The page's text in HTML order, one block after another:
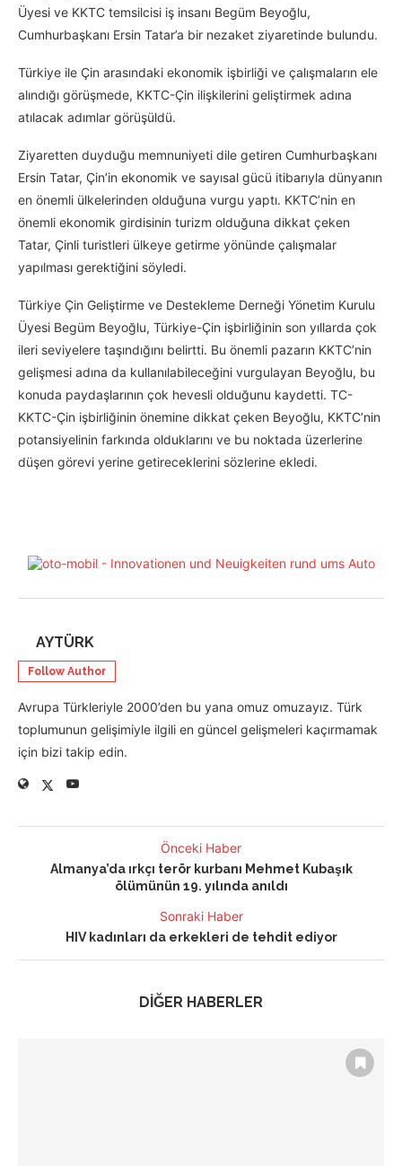
Üyesi ve KKTC temsilcisi iş insanı Begüm Beyoğlu,
Cumhurbaşkanı Ersin Tatar’a bir nezaket ziyaretinde bulundu.
Türkiye ile Çin arasındaki ekonomik işbirliği ve çalışmaların ele
alındığı görüşmede, KKTC-Çin ilişkilerini geliştirmek adına
atılacak adımlar görüşüldü.
Ziyaretten duyduğu memnuniyeti dile getiren Cumhurbaşkanı
Ersin Tatar, Çin’in ekonomik ve sayısal gücü itibarıyla dünyanın
en önemli ülkelerinden olduğuna vurgu yaptı. KKTC’nin en
önemli ekonomik girdisinin turizm olduğuna dikkat çeken
Tatar, Çinli turistleri ülkeye getirme yönünde çalışmalar
yapılması gerektiğini söyledi.
Türkiye Çin Geliştirme ve Destekleme Derneği Yönetim Kurulu
Üyesi Begüm Beyoğlu, Türkiye-Çin işbirliğinin son yıllarda çok
ileri seviyelere taşındığını belirtti. Bu önemli pazarın KKTC’nin
gelişmesi adına da kullanılabileceğini vurgulayan Beyoğlu, bu
konuda paydaşlarının çok hevesli olduğunu kaydetti. TC-
KKTC-Çin işbirliğinin önemine dikkat çeken Beyoğlu, KKTC’nin
potansiyelinin farkında olduklarını ve bu noktada üzerlerine
düşen görevi yerine getireceklerini sözlerine ekledi.
AYTÜRK
Follow Author
Avrupa Türkleriyle 2000’den bu yana omuz omuzayız. Türk
toplumunun gelişimiyle ilgili en güncel gelişmeleri kaçırmamak
için bizi takip edin.
Önceki Haber
Almanya’da ırkçı terör kurbanı Mehmet Kubaşık
ölümünün 19. yılında anıldı
Sonraki Haber
HIV kadınları da erkekleri de tehdit ediyor
DİĞER HABERLER